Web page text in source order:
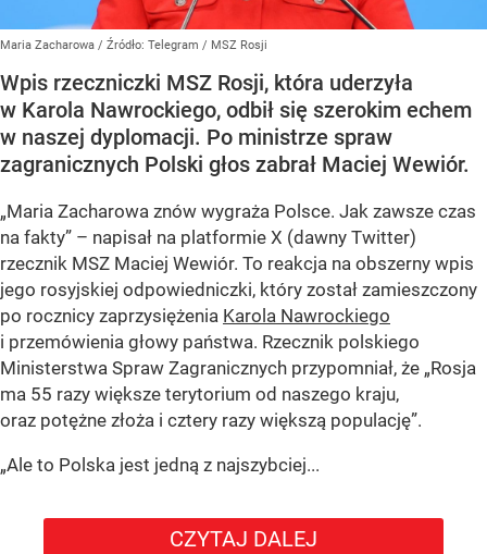
Maria Zacharowa / Źródło: Telegram / MSZ Rosji
Wpis rzeczniczki MSZ Rosji, która uderzyła
w Karola Nawrockiego, odbił się szerokim echem
w naszej dyplomacji. Po ministrze spraw
zagranicznych Polski głos zabrał Maciej Wewiór.
„Maria Zacharowa znów wygraża Polsce. Jak zawsze czas
na fakty” – napisał na platformie X (dawny Twitter)
rzecznik MSZ Maciej Wewiór. To reakcja na obszerny wpis
jego rosyjskiej odpowiedniczki, który został zamieszczony
po rocznicy zaprzysiężenia Karola Nawrockiego
i przemówienia głowy państwa. Rzecznik polskiego
Ministerstwa Spraw Zagranicznych przypomniał, że „Rosja
ma 55 razy większe terytorium od naszego kraju,
oraz potężne złoża i cztery razy większą populację”.
„Ale to Polska jest jedną z najszybciej...
CZYTAJ DALEJ